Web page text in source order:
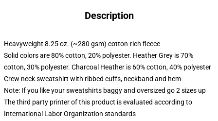
Description
Heavyweight 8.25 oz. (~280 gsm) cotton-rich fleece
Solid colors are 80% cotton, 20% polyester. Heather Grey is 70%
cotton, 30% polyester. Charcoal Heather is 60% cotton, 40% polyester
Crew neck sweatshirt with ribbed cuffs, neckband and hem
Note: If you like your sweatshirts baggy and oversized go 2 sizes up
The third party printer of this product is evaluated according to
International Labor Organization standards